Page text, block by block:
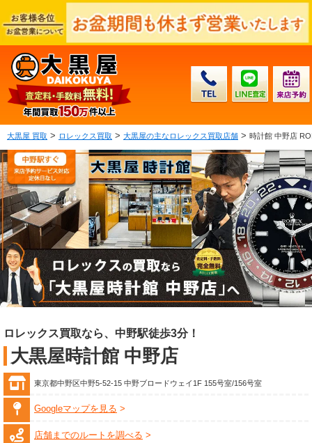
大黒屋 買取 > ロレックス買取 > 大黒屋の主なロレックス買取店舗 > 時計館 中野店
ロレックス買取なら、中野駅徒歩3分！
大黒屋時計館 中野店
東京都中野区中野5-52-15 中野ブロードウェイ1F 155号室/156号室
Googleマップを見る
店舗までのルートを調べる